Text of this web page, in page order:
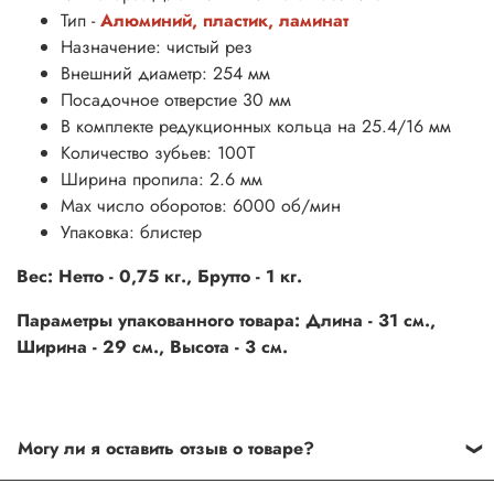
Тип -Алюминий, пластик, ламинат
Назначение: чистый рез
Внешний диаметр: 254 мм
Посадочное отверстие 30 мм
В комплекте редукционных кольца на 25.4/16 мм
Количество зубьев: 100Т
Ширина пропила: 2.6 мм
Max число оборотов: 6000 об/мин
Упаковка: блистер
Вес: Нетто - 0,75 кг., Брутто - 1 кг.
Параметры упакованного товара: Длина - 31 см.,
Ширина - 29 см., Высота - 3 см.